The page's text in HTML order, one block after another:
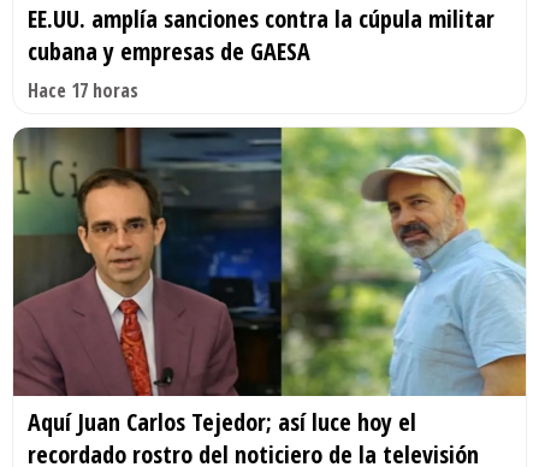
EE.UU. amplía sanciones contra la cúpula militar
cubana y empresas de GAESA
Hace 17 horas
Aquí Juan Carlos Tejedor; así luce hoy el
recordado rostro del noticiero de la televisión